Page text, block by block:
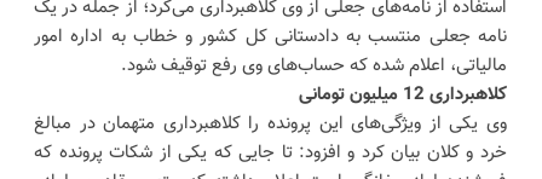
استفاده از نامه‌های جعلی از وی کلاهبرداری می‌کرد؛ از جمله در یک
نامه جعلی منتسب به دادستانی کل کشور و خطاب به اداره امور
مالیاتی، اعلام شده که حساب‌های وی رفع توقیف شود.
کلاهبرداری 12 میلیون تومانی
وی یکی از ویژگی‌های این پرونده را کلاهبرداری متهمان در مبالغ
خرد و کلان بیان کرد و افزود: تا جایی که یکی از شکات پرونده که